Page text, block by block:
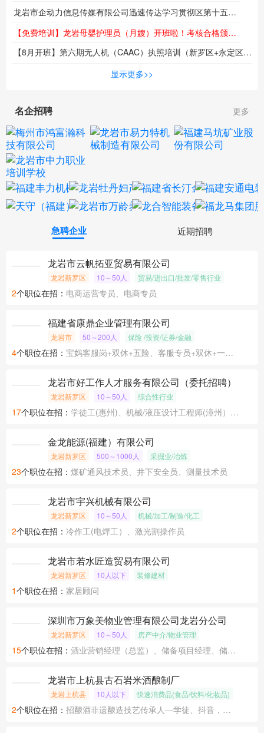
龙岩好工作人才网微信求职群
【8月9日开班】龙岩特种作业操作证，电工证，焊工证，高空作业证，报名培训报名火热进行中...
【8月开班】第六期无人机（CAAC）执照培训（新罗区+永定区）同步热招中！低空时代来临，技能成就未来！
显示更多>>
名企招聘
急聘企业
龙岩市云帆拓亚贸易有限公司
龙岩新罗区 10～50人 贸易/进出口/批发/零售行业
2个职位在招： 电商运营专员、电商专员
福建省康鼎企业管理有限公司
龙岩市 50～200人 保险 /投资/证券/金融
4个职位在招： 宝妈客服岗+双休+五险、客服专员+双休+一天5.5小时+五险、信用卡分期专员+大小周+五险
龙岩市好工作人才服务有限公司（委托招聘）
龙岩新罗区 10～50人 综合性行业
17个职位在招：
金龙能源(福建）有限公司
龙岩新罗区 500～1000人 采掘业/冶炼
23个职位在招：煤矿通风技术员、井下安全员、测量技术员
龙岩市宇兴机械有限公司
龙岩新罗区 10～50人 机械/加工/制造/化工
2个职位在招： 冷作工(电焊工）、激光割操作员
龙岩市若水匠造贸易有限公司
龙岩新罗区 10人以下 装修建材
1个职位在招： 家居顾问
深圳市万象美物业管理有限公司龙岩分公司
龙岩新罗区 10～50人 房产中介/物业管理
15个职位在招： 酒业营销经理（总监）、储备项目经理、储备项目经理